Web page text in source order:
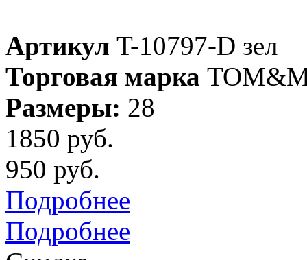
Артикул T-10797-D зел
Торговая марка
Размеры: 28
1850 руб.
950 руб.
Подробнее
Подробнее